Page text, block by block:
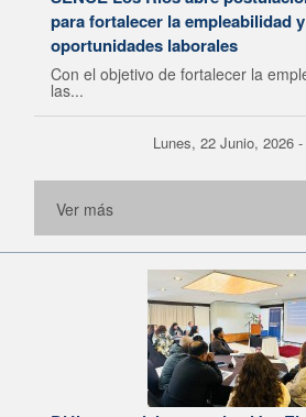
para fortalecer la empleabilidad
oportunidades laborales
Con el objetivo de fortalecer la
las...
Lunes, 22 Junio, 2026
Ver más